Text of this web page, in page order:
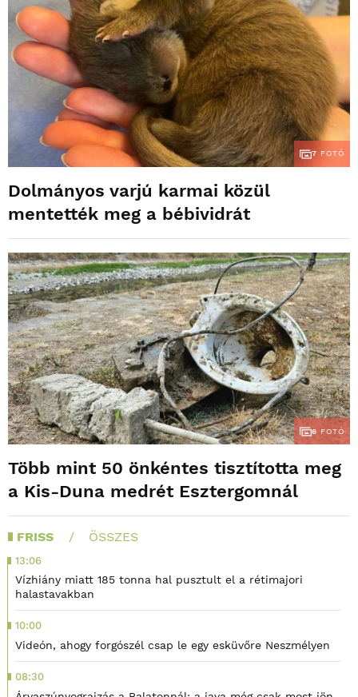
7 FOTÓ
Dolmányos varjú karmai közül
mentették meg a bébividrát
6 FOTÓ
Több mint 50 önkéntes tisztította meg
a Kis-Duna medrét Esztergomnál
FRISS ÖSSZES
13:06
Vízhiány miatt 185 tonna hal pusztult el a rétimajori
halastavakban
10:00
Videón, ahogy forgószél csap le egy esküvőre Neszmélyen
08:30